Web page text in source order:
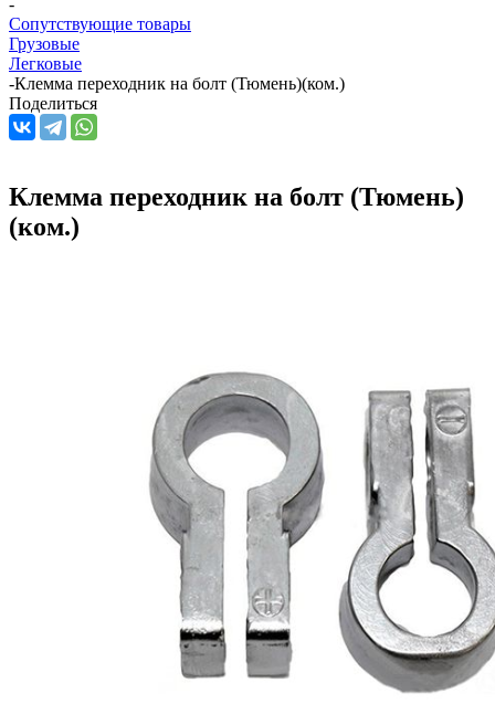
Сопутствующие товары
Грузовые
Легковые
-Клемма переходник на болт (Тюмень)(ком.)
Поделиться
Клемма переходник на болт (Тюмень)
(ком.)